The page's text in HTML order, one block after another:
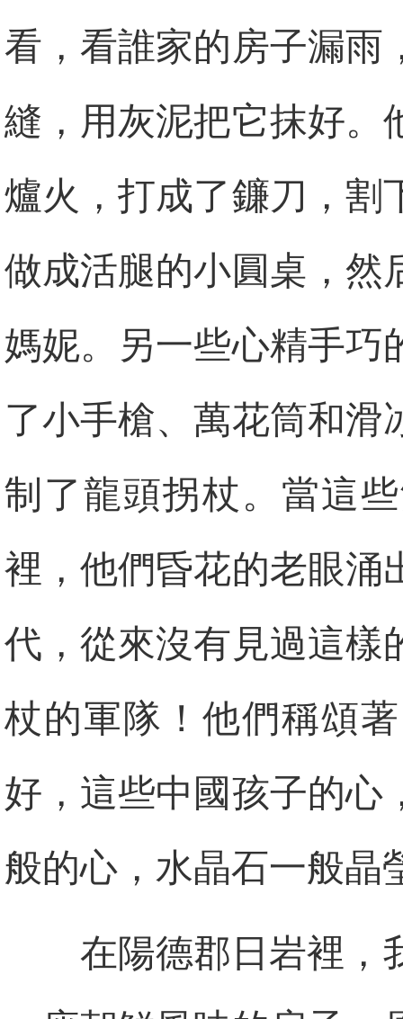
看，看誰家的房子漏雨
縫，用灰泥把它抹好。
爐火，打成了鐮刀，割
做成活腿的小圓桌，然
媽妮。另一些心精手巧
了小手槍、萬花筒和滑
制了龍頭拐杖。當這
裡，他們昏花的老眼涌
代，從來沒有見過這樣
杖的軍隊！他們稱頌
好，這些中國孩子的心
般的心，水晶石一般晶
在陽德郡日岩裡，